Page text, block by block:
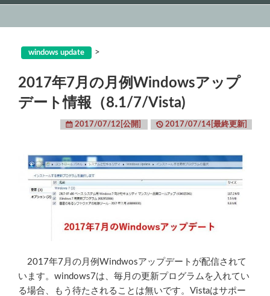
プ
windows update >
2017年7月の月例Windowsアップ
デート情報（8.1/7/Vista)
2017/07/12[公開] 2017/07/14[最終更新]
2017年7月の月例Windwosアップデートが配信されて
います。windows7は、毎月の更新プログラムを入れてい
る場合、もう待たされることは無いです。Vistaはサポー